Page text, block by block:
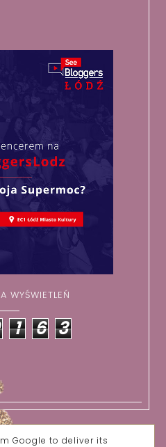
WYŚWIETLEŃ
1 6 3
Google to deliver its